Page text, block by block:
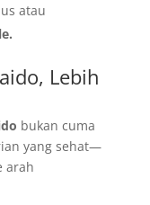
atau
Lebih
bukan cuma
yang sehat—
arah